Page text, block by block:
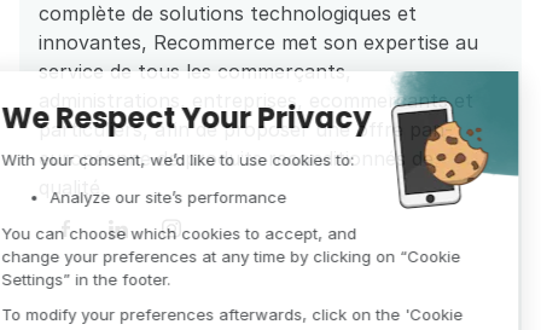
complète de solutions technologiques et
innovantes, Recommerce met son expertise au
service de tous les commerçants,
administrations, entreprises, ecommercants et
particuliers, afin de proposer une offre pan-
européenne de produits reconditionnés de
qualité.